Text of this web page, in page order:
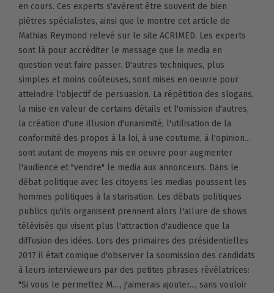
en cours. Ces experts s'avèrent être souvent de bien
piètres spécialistes, ainsi que le montre cet article de
Mathias Reymond relevé sur le site ACRIMED. Les experts
sont là pour accréditer le message que le media en
question veut faire passer. D'autres techniques, plus
simples et moins coûteuses, sont mises en oeuvre pour
atteindre l'objectif de persuasion. La répétition des slogans,
la mise en valeur de certains détails et l'omission d'autres,
la création d'une illusion d'unanimité, l'utilisation de la
conformité des propos à la loi, à une coutume, à l'opinion...
sont autant de moyens mis en oeuvre pour augmenter
l'audience et "vendre" le media aux annonceurs. Dans le
débat politique avec les citoyens les medias poussent les
hommes politiques à la starisation. Les débats politiques
publics qu'ils organisent prennent alors l'allure de shows
télévisés qui visent plus l'attraction d'audience que la
diffusion des idées. Lors des primaires des présidentielles
2017 il était comique d'observer la soumission des candidats
à leurs intervieweurs par des petites phrases révélatrices:
"Si vous le permettez M...., j'aimerais ajouter..., sans vouloir